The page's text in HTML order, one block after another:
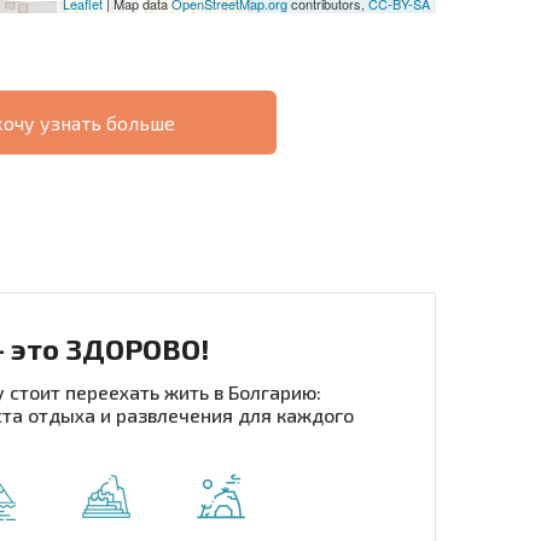
Leaflet | Map dataOpenStreetMap.orgcontributors, CC-BY-SA
узнать больше
| Нажимая кнопку, вы разрешаете
Отправить сообщение
это ЗДОРОВО!
переехать жить в Болгарию:
отдыха и развлечения для каждого